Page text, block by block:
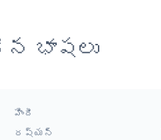
భాషలు
హిందీ
రష్యన్